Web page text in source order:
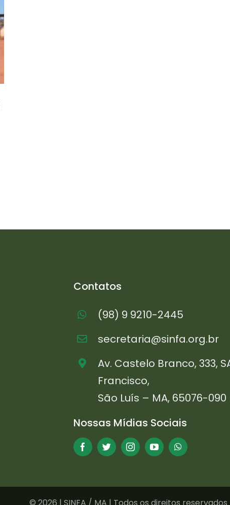
Contatos
(98) 9 9210-2445
secretaria@sinfa.org.br
Av. Castelo Branco, 333,
Francisco,
São Luís – MA, 65076-090
Nossas Mídias Sociais